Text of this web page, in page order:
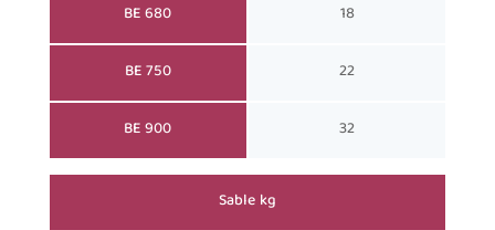
BE 680
BE 750
BE 900
18
22
32
Sable kg